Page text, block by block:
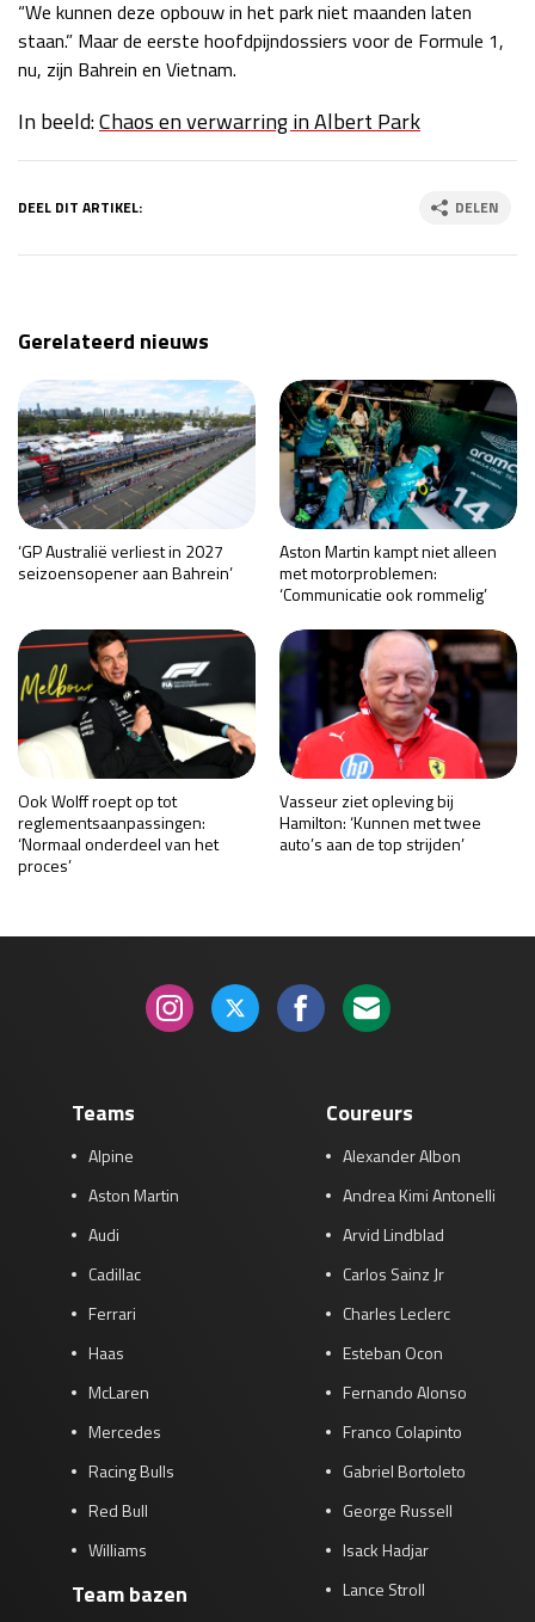
“We kunnen deze opbouw in het park niet maanden laten
staan.” Maar de eerste hoofdpijndossiers voor de Formule 1,
nu, zijn Bahrein en Vietnam.
In beeld:Chaos en verwarring in Albert Park
DEEL DIT ARTIKEL: DELEN
Gerelateerd nieuws
‘GP Australië verliest in 2027
seizoensopener aan Bahrein’
Aston Martin kampt niet alleen
met motorproblemen:
‘Communicatie ook rommelig’
Ook Wolff roept op tot
reglementsaanpassingen:
‘Normaal onderdeel van het
proces’
Vasseur ziet opleving bij
Hamilton: ‘Kunnen met twee
auto’s aan de top strijden’
Teams
Alpine
Aston Martin
Audi
Cadillac
Ferrari
Haas
McLaren
Mercedes
Racing Bulls
Red Bull
Williams
Team bazen
Coureurs
Alexander Albon
Andrea Kimi Antonelli
Arvid Lindblad
Carlos Sainz Jr
Charles Leclerc
Esteban Ocon
Fernando Alonso
Franco Colapinto
Gabriel Bortoleto
George Russell
Isack Hadjar
Lance Stroll